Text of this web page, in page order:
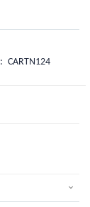
CARTN124